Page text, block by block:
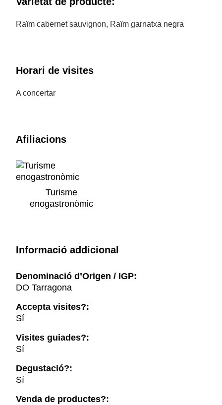
Raïm cabernet sauvignon, Raïm garnatxa negra
Horari de visites
A concertar
Afiliacions
Turisme
enogastronòmic
Informació addicional
Denominació d’Origen / IGP:
DO Tarragona
Accepta visites?:
Sí
Visites guiades?:
Sí
Degustació?:
Sí
Venda de productes?: